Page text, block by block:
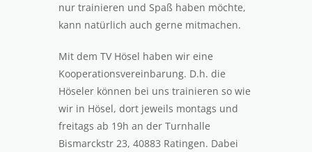
nur trainieren und Spaß haben möchte,
kann natürlich auch gerne mitmachen.
Mit dem TV Hösel haben wir eine
Kooperationsvereinbarung. D.h. die
Höseler können bei uns trainieren so wie
wir in Hösel, dort jeweils montags und
freitags ab 19h an der Turnhalle
Bismarckstr 23, 40883 Ratingen. Dabei